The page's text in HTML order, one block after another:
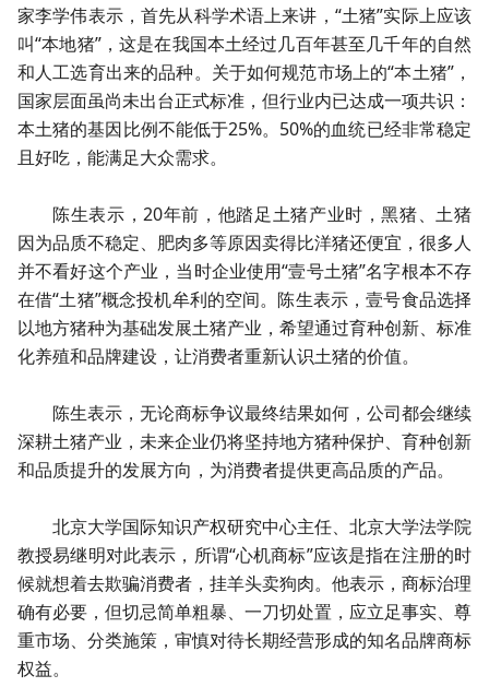
家李学伟表示，首先从科学术语上来讲，“土猪”实际上应该
叫“本地猪”，这是在我国本土经过几百年甚至几千年的自然
和人工选育出来的品种。关于如何规范市场上的“本土猪”，
国家层面虽尚未出台正式标准，但行业内已达成一项共识：
本土猪的基因比例不能低于25%。50%的血统已经非常稳定
且好吃，能满足大众需求。
陈生表示，20年前，他踏足土猪产业时，黑猪、土猪
因为品质不稳定、肥肉多等原因卖得比洋猪还便宜，很多人
并不看好这个产业，当时企业使用“壹号土猪”名字根本不存
在借“土猪”概念投机牟利的空间。陈生表示，壹号食品选择
以地方猪种为基础发展土猪产业，希望通过育种创新、标准
化养殖和品牌建设，让消费者重新认识土猪的价值。
陈生表示，无论商标争议最终结果如何，公司都会继续
深耕土猪产业，未来企业仍将坚持地方猪种保护、育种创新
和品质提升的发展方向，为消费者提供更高品质的产品。
北京大学国际知识产权研究中心主任、北京大学法学院
教授易继明对此表示，所谓“心机商标”应该是指在注册的时
候就想着去欺骗消费者，挂羊头卖狗肉。他表示，商标治理
确有必要，但切忌简单粗暴、一刀切处置，应立足事实、尊
重市场、分类施策，审慎对待长期经营形成的知名品牌商标
权益。